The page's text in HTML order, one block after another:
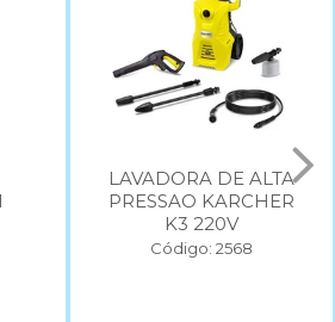
LAVADORA DE ALTA
PRESSAO KARCHER
K3 220V
Código: 2568